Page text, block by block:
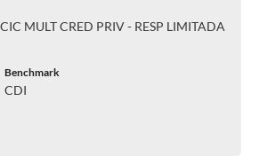
MULT CRED PRIV - RESP LIMITADA
Benchmark
CDI